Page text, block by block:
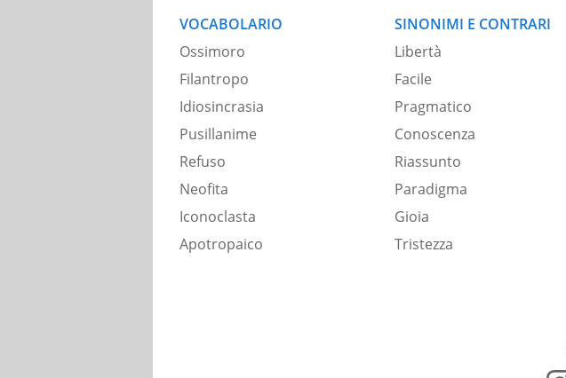
VOCABOLARIO
Ossimoro
Filantropo
Idiosincrasia
Pusillanime
Refuso
Neofita
Iconoclasta
Apotropaico
SINONIMI E CONTRARI
Libertà
Facile
Pragmatico
Conoscenza
Riassunto
Paradigma
Gioia
Tristezza